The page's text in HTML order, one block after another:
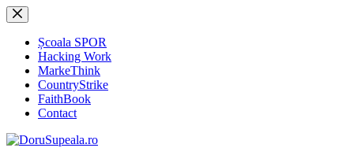
Sari
la
conținutȘcoala SPOR
Hacking Work
MarkeThink
CountryStrike
FaithBook
Contact